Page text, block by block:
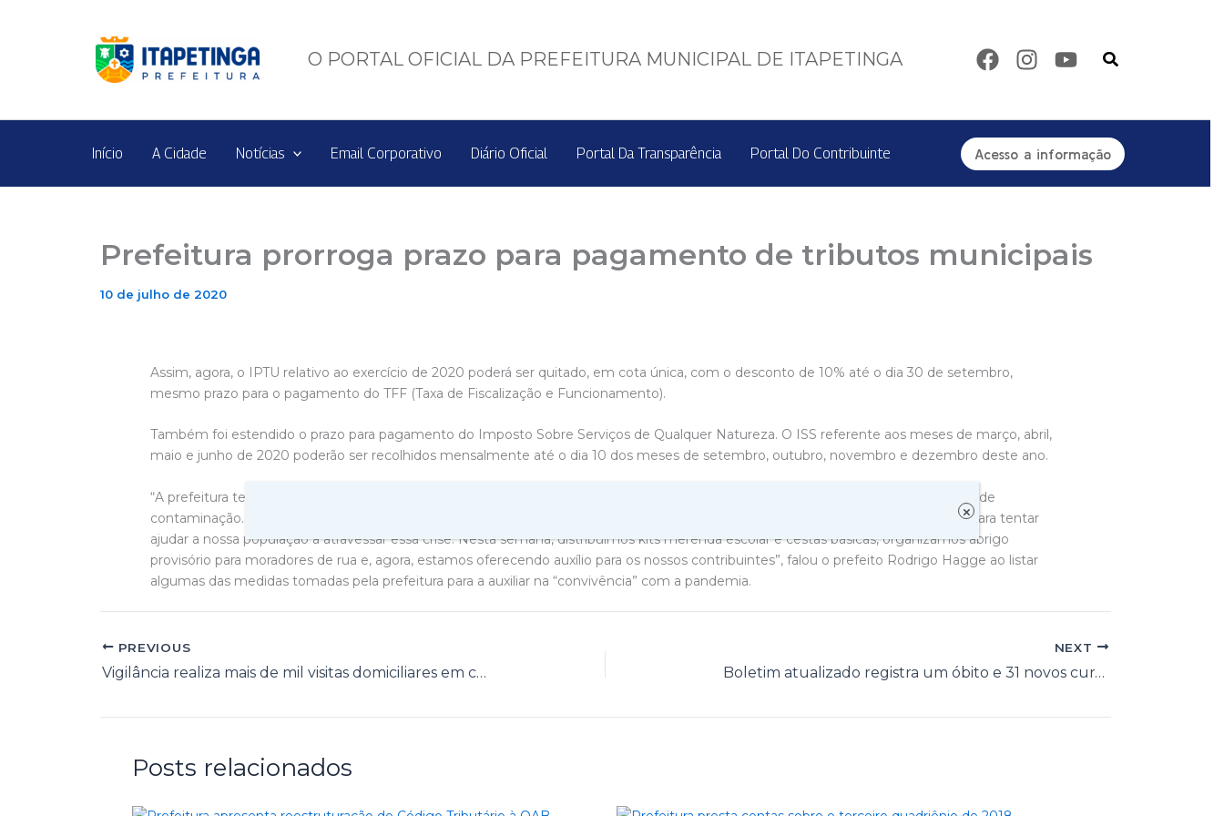
O PORTAL OFICIAL DA PREFEITURA MUNICIPAL DE ITAPETINGA Pesquisar
Início A Cidade Notícias Email Corporativo Diário Oficial Portal Da Transparência Portal Do Contribuinte Acesso a informação
Prefeitura prorroga prazo para pagamento de tributos municipais
10 de julho de 2020
Assim, agora, o IPTU relativo ao exercício de 2020 poderá ser quitado, em cota única, com o desconto de 10% até o dia 30 de setembro,
mesmo prazo para o pagamento do TFF (Taxa de Fiscalização e Funcionamento).
Também foi estendido o prazo para pagamento do Imposto Sobre Serviços de Qualquer Natureza. O ISS referente aos meses de março, abril,
maio e junho de 2020 poderão ser recolhidos mensalmente até o dia 10 dos meses de setembro, outubro, novembro e dezembro deste ano.
“A prefeitura tem estudado todas as formas de minimizar os efeitos da pandemia. Conseguimos por muito tempo segurar a curva de
contaminação. Agora, infelizmente com a curva em ascensão, nós estamos ampliando nossa ação relativa à saúde e trabalhando para tentar
ajudar a nossa população a atravessar essa crise. Nesta semana, distribuímos kits merenda escolar e cestas básicas, organizamos abrigo
provisório para moradores de rua e, agora, estamos oferecendo auxílio para os nossos contribuintes”, falou o prefeito Rodrigo Hagge ao listar
algumas das medidas tomadas pela prefeitura para a auxiliar na “convivência” com a pandemia.
PREVIOUS
Vigilância realiza mais de mil visitas domiciliares em combate a COVID-19
NEXT
Boletim atualizado registra um óbito e 31 novos curados da Covid-19
Posts relacionados
×